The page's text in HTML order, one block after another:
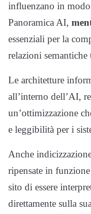
influenzano in
Panoramica AI,
essenziali per la
relazioni
Le architetture
all’interno dell’AI,
un’ottimizzazione
e leggibilità per i
Anche
ripensate in
sito di essere
direttamente sulla